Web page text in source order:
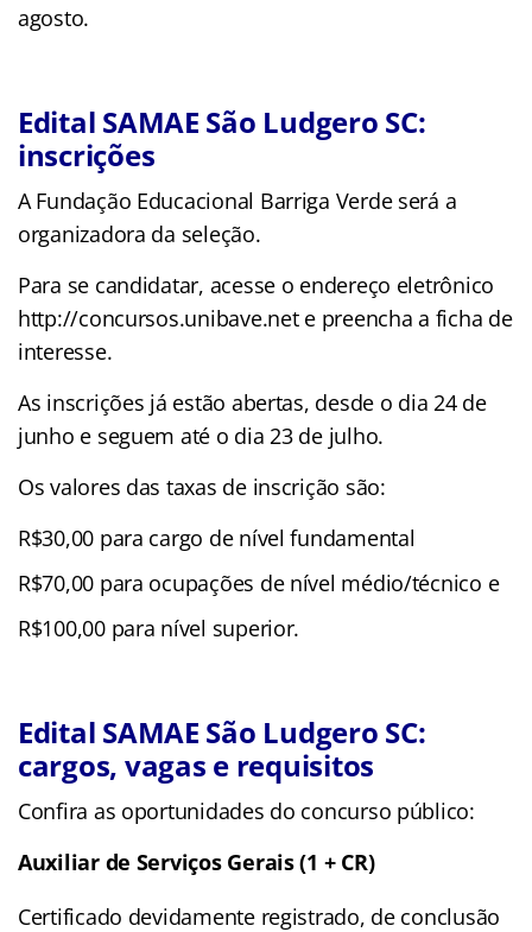
agosto.
Edital SAMAE São Ludgero SC:
inscrições
A Fundação Educacional Barriga Verde será a
organizadora da seleção.
Para se candidatar, acesse o endereço eletrônico
http://concursos.unibave.net e preencha a ficha de
interesse.
As inscrições já estão abertas, desde o dia 24 de
junho e seguem até o dia 23 de julho.
Os valores das taxas de inscrição são:
R$30,00 para cargo de nível fundamental
R$70,00 para ocupações de nível médio/técnico e
R$100,00 para nível superior.
Edital SAMAE São Ludgero SC:
cargos, vagas e requisitos
Confira as oportunidades do concurso público:
Auxiliar de Serviços Gerais (1 + CR)
Certificado devidamente registrado, de conclusão